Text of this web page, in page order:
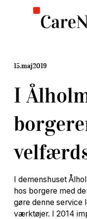
15.maj2019
I
I demenshuset
hos borgere med
gøre denne
værktøjer. I 2014